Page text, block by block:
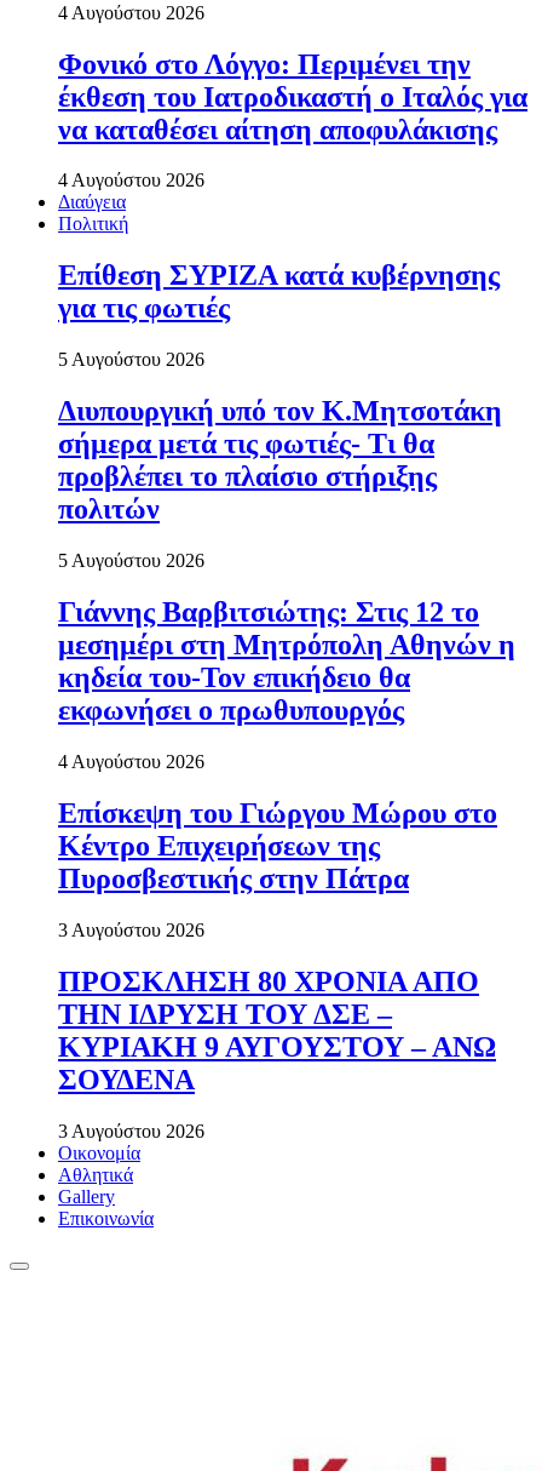
4 Αυγούστου 2026
Φονικό στο Λόγγο: Περιµένει την
έκθεση του Ιατροδικαστή ο Ιταλός για
να καταθέσει αίτηση αποφυλάκισης
4 Αυγούστου 2026
Διαύγεια
Πολιτική
Επίθεση ΣΥΡΙΖΑ κατά κυβέρνησης
για τις φωτιές
5 Αυγούστου 2026
Διυπουργική υπό τον Κ.Μητσοτάκη
σήμερα μετά τις φωτιές- Τι θα
προβλέπει το πλαίσιο στήριξης
πολιτών
5 Αυγούστου 2026
Γιάννης Βαρβιτσιώτης: Στις 12 το
μεσημέρι στη Μητρόπολη Αθηνών η
κηδεία του-Τον επικήδειο θα
εκφωνήσει ο πρωθυπουργός
4 Αυγούστου 2026
Επίσκεψη του Γιώργου Μώρου στο
Κέντρο Επιχειρήσεων της
Πυροσβεστικής στην Πάτρα
3 Αυγούστου 2026
ΠΡΟΣΚΛΗΣΗ 80 ΧΡΟΝΙΑ ΑΠΟ
ΤΗΝ ΙΔΡΥΣΗ ΤΟΥ ΔΣΕ –
ΚΥΡΙΑΚΗ 9 ΑΥΓΟΥΣΤΟΥ – ΑΝΩ
ΣΟΥΔΕΝΑ
3 Αυγούστου 2026
Οικονομία
Αθλητικά
Gallery
Επικοινωνία